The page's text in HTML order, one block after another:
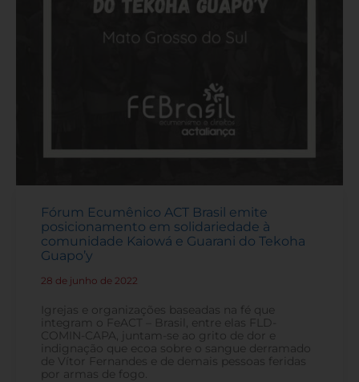
Fórum Ecumênico ACT Brasil emite
posicionamento em solidariedade à
comunidade Kaiowá e Guarani do Tekoha
Guapo’y
28 de junho de 2022
Igrejas e organizações baseadas na fé que
integram o FeACT – Brasil, entre elas FLD-
COMIN-CAPA, juntam-se ao grito de dor e
indignação que ecoa sobre o sangue derramado
de Vítor Fernandes e de demais pessoas feridas
por armas de fogo.